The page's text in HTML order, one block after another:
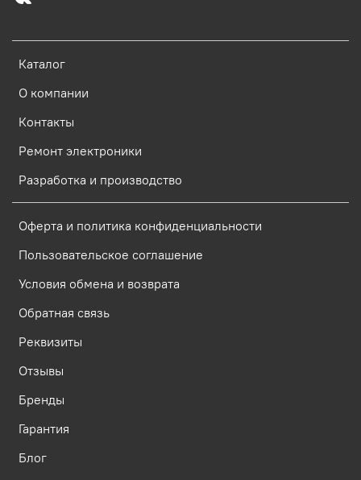
Каталог
О компании
Контакты
Ремонт электроники
Разработка и производство
Оферта и политика конфиденциальности
Пользовательское соглашение
Условия обмена и возврата
Обратная связь
Реквизиты
Отзывы
Бренды
Гарантия
Блог